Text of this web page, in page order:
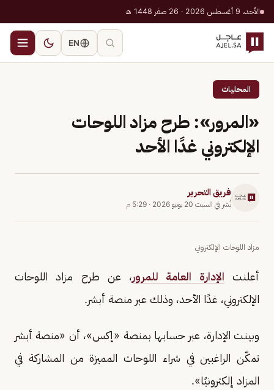
الأحد، 9 أغسطس 2026 · 26 صفر 1448 هـ
EN
المحليات
«المرور»: طرح مزاد اللوحات
الإلكتروني غدًا الأحد
فريق التحرير
نُشر في السبت 20 يونيو 2026 · 5:29 م
مزاد اللوحات الإلكتروني
أعلنت الإدارة العامة للمرور، عن طرح مزاد اللوحات
الإلكتروني، غدًا الأحد، وذلك عبر منصة أبشر.
وبينت الإدارة، عبر حسابها بمنصة «إكس»، أن «منصة أبشر
تمكّن الراغبين في شراء اللوحات المميزة من المشاركة في
المزاد إلكترونيًا».